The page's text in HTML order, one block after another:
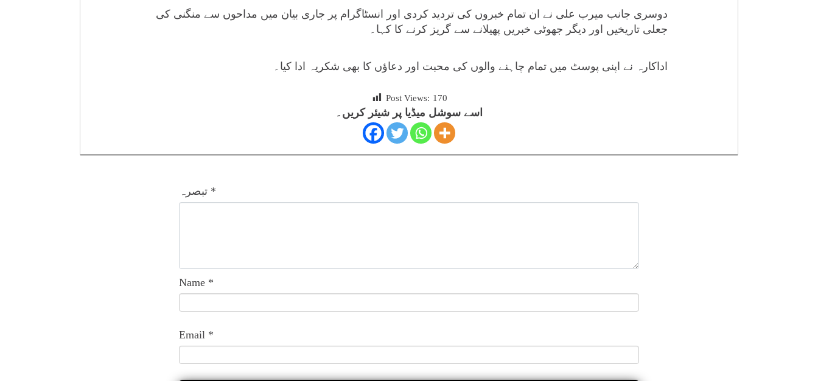
دوسری جانب میرب علی نے ان تمام خبروں کی تردید کردی اور انسٹاگرام پر جاری بیان میں مداحوں سے منگنی کی
جعلی تاریخیں اور دیگر جھوٹی خبریں پھیلانے سے گریز کرنے کا کہا۔
اداکارہ نے اپنی پوسٹ میں تمام چاہنے والوں کی محبت اور دعاؤں کا بھی شکریہ ادا کیا۔
Post Views: 170
اسے سوشل میڈیا پر شیئر کریں۔
تبصرہ *
Name *
Email *